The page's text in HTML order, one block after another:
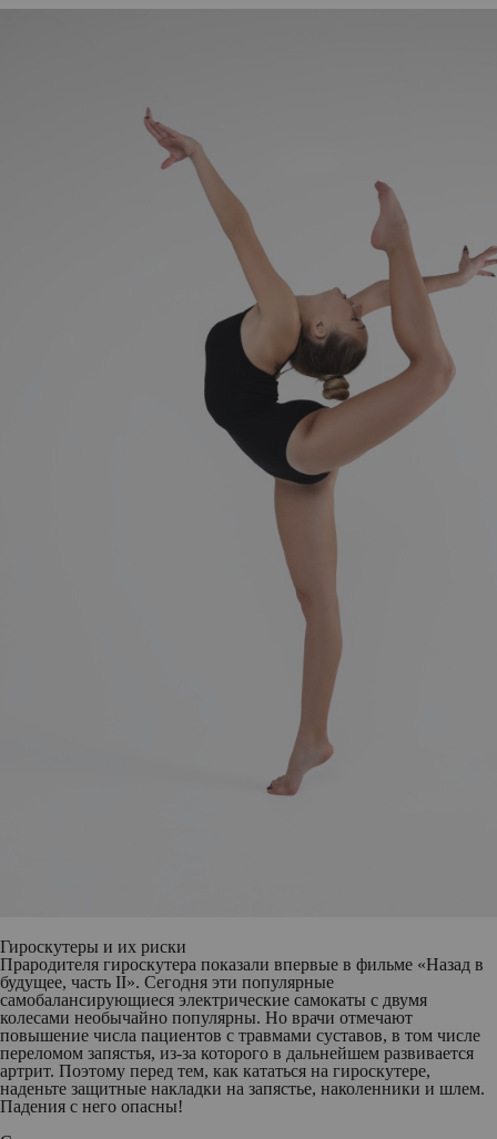
Гироскутеры и их риски
Прародителя гироскутера показали впервые в фильме «Назад в
будущее, часть II». Сегодня эти популярные
самобалансирующиеся электрические самокаты с двумя
колесами необычайно популярны. Но врачи отмечают
повышение числа пациентов с травмами суставов, в том числе
переломом запястья, из-за которого в дальнейшем развивается
артрит. Поэтому перед тем, как кататься на гироскутере,
наденьте защитные накладки на запястье, наколенники и шлем.
Падения с него опасны!